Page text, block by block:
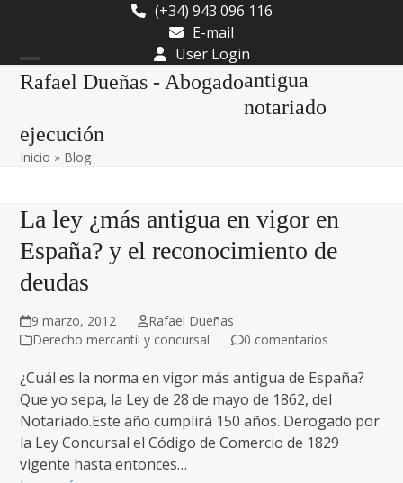
content
(+34) 943 096 116
E-mail
User Login
Rafael Dueñas - Abogado
Open
menu
Close
menu
antigua
notariado
ejecución
Inicio » Blog
La ley ¿más antigua en vigor en
España? y el reconocimiento de
deudas
9 marzo, 2012
Rafael Dueñas
Derecho mercantil y concursal
0 comentarios
¿Cuál es la norma en vigor más antigua de España?
Que yo sepa, la Ley de 28 de mayo de 1862, del
Notariado.Este año cumplirá 150 años. Derogado por
la Ley Concursal el Código de Comercio de 1829
vigente hasta entonces…